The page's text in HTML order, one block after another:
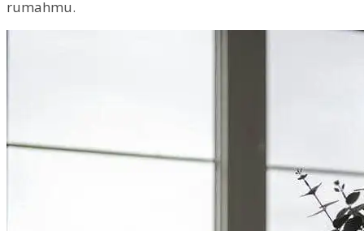
rumahmu.